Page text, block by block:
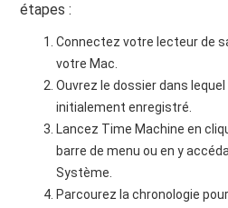
étapes :
Connectez votre lecteur de
votre Mac.
Ouvrez le dossier dans
initialement enregistré.
Lancez Time Machine en
barre de menu ou en y
Système.
Parcourez la chronologie